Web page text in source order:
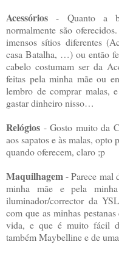
Acessórios - Quanto a
normalmente são
imensos sítios diferentes
casa Batalha, …) ou então
cabelo costumam ser da
feitas pela minha mãe ou
lembro de comprar malas,
gastar dinheiro nisso…
Relógios - Gosto muito da
aos sapatos e às malas,
quando oferecem, claro ;p
Maquilhagem- Parece mal
minha mãe e pela
iluminador/corrector da
com que as minhas
vida, e que é muito fácil
também Maybelline e de